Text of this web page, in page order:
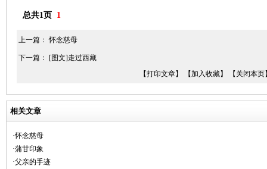
总共1页 1
上一篇：怀念慈母
下一篇： [图文]走过西藏
【打印文章】
【加入收藏】 【关闭本页
相关文章
·怀念慈母
·蒲甘印象
·父亲的手迹